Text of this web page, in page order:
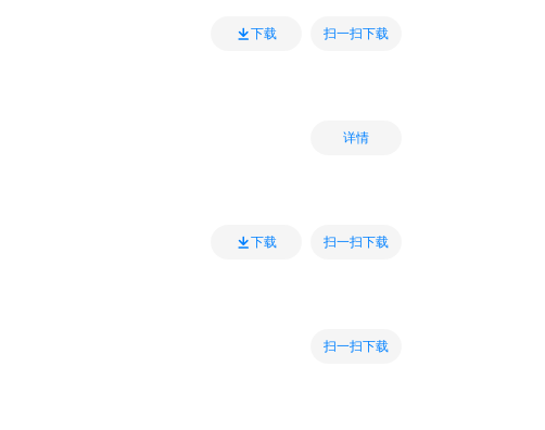
下载 扫一扫下载
详情
下载 扫一扫下载
扫一扫下载